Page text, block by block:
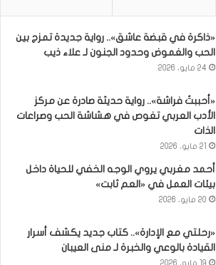
«ذاكرة في قبضة عاشق».. رواية جديدة تمزج بين
الحب والغموض وحدود الجنون لـ علاء ذيب
24 مايو، 2026
«أحببتُ فراشة».. رواية حديثة صادرة عن مركز
الأدب العربي تغوص في هشاشة الحب وصراعات
الذات
21 مايو، 2026
أحمد مغربي يروي الوجه الخفي للحياة داخل
بيئات العمل في «العم ثابت»
20 مايو، 2026
«رحلتي مع الإدارة».. كتاب جديد يكشف أسرار
القيادة بالوعي والخبرة لـ منى العيبان
19 مايو، 2026